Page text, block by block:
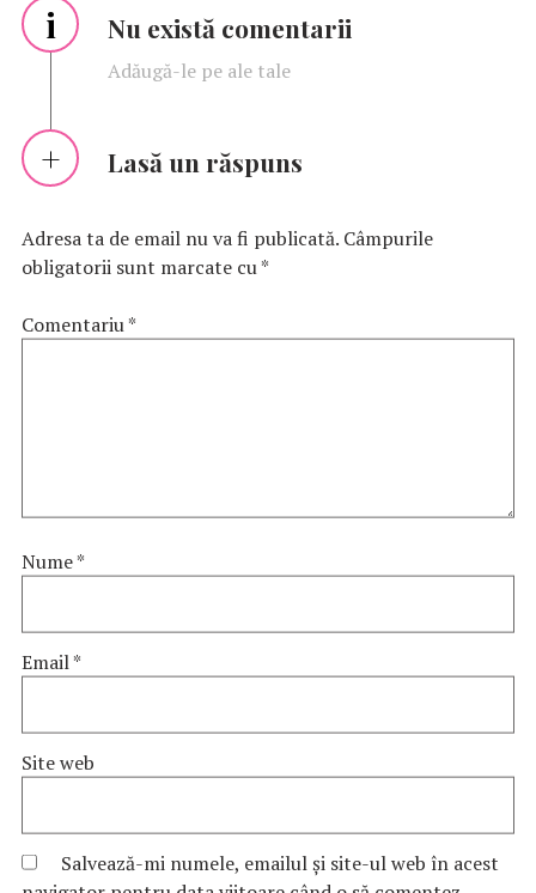
i Nu există comentarii
Adăugă-le pe ale tale
Lasă un răspuns
Adresa ta de email nu va fi publicată. Câmpurile
obligatorii sunt marcate cu*
Comentariu*
Nume*
Email*
Site web
Salvează-mi numele, emailul și site-ul web în acest